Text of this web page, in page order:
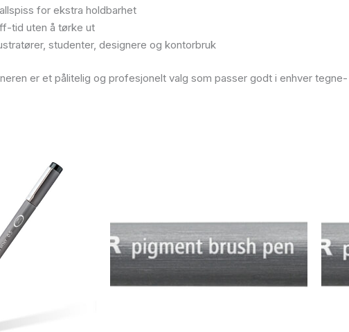
for ekstra holdbarhet
tid uten å tørke ut
studenter, designere og kontorbruk
er et pålitelig og profesjonelt valg som passer godt i enhver